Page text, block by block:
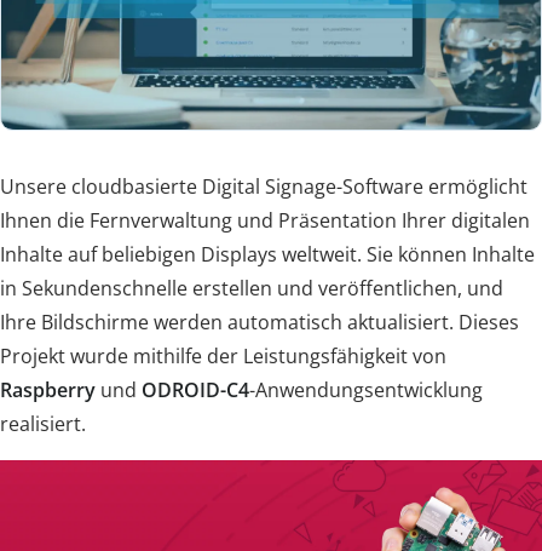
Unsere cloudbasierte Digital Signage-Software ermöglicht
Ihnen die Fernverwaltung und Präsentation Ihrer digitalen
Inhalte auf beliebigen Displays weltweit. Sie können Inhalte
in Sekundenschnelle erstellen und veröffentlichen, und
Ihre Bildschirme werden automatisch aktualisiert. Dieses
Projekt wurde mithilfe der Leistungsfähigkeit von
Raspberry und ODROID-C4-Anwendungsentwicklung
realisiert.